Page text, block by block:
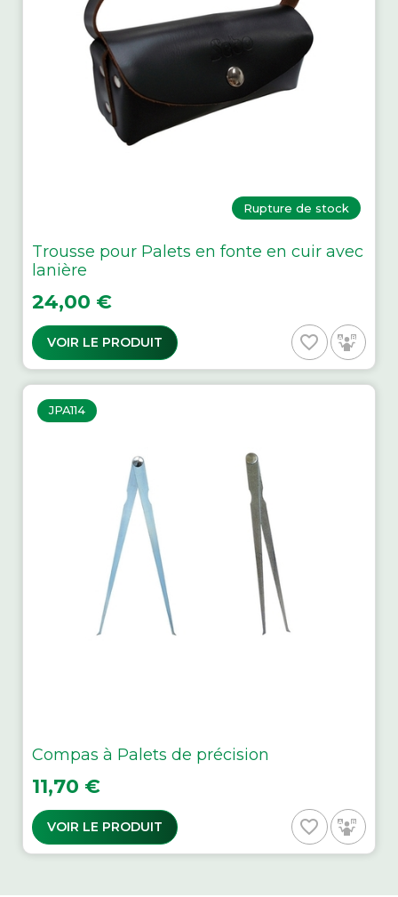
Rupture de stock
Trousse pour Palets en fonte en cuir avec
lanière
Prix
24,00 €
VOIR LE PRODUIT favorite_border
JPA114
Compas à Palets de précision
Prix
11,70 €
VOIR LE PRODUIT favorite_border